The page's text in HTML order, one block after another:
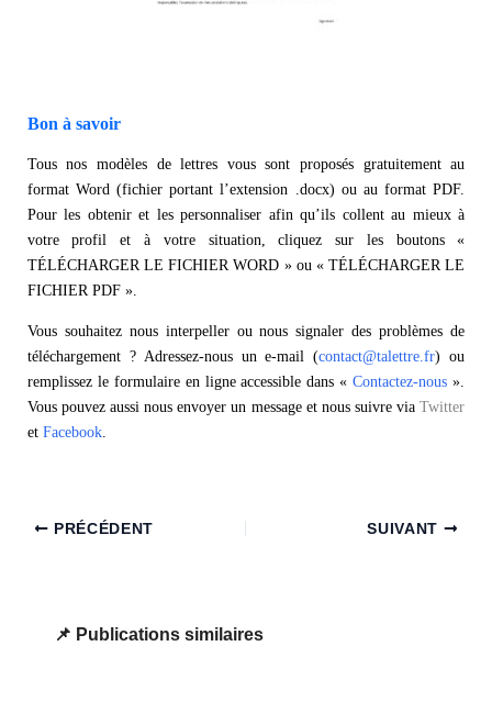
Bon à savoir
Tous nos modèles de lettres vous sont proposés gratuitement au
format Word (fichier portant l’extension .docx) ou au format PDF.
Pour les obtenir et les personnaliser afin qu’ils collent au mieux à
votre profil et à votre situation, cliquez sur les boutons «
TÉLÉCHARGER LE FICHIER WORD » ou « TÉLÉCHARGER LE
FICHIER PDF ».
Vous souhaitez nous interpeller ou nous signaler des problèmes de
téléchargement ? Adressez-nous un e-mail (contact@talettre.fr) ou
remplissez le formulaire en ligne accessible dans «Contactez-nous ».
Vous pouvez aussi nous envoyer un message et nous suivre viaTwitter
et Facebook.
PRÉCÉDENT SUIVANT
Publications similaires